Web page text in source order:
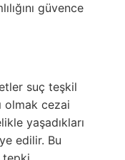
güvence
suç teşkil
olmak cezai
yaşadıkları
edilir. Bu